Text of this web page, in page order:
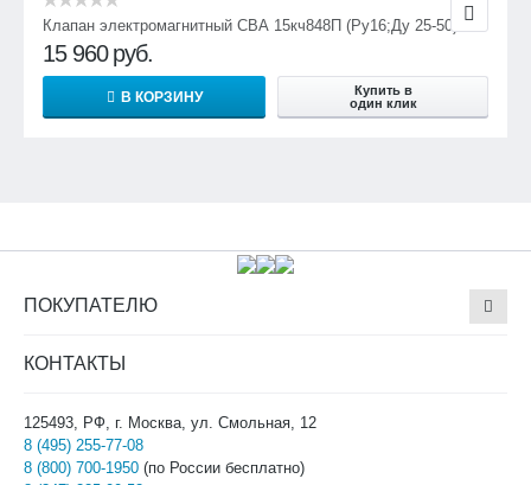
Клапан электромагнитный СВА 15кч848П (Ру16;Ду 25-50)
15 960 руб.
В КОРЗИНУ
Купить в
один клик
ПОКУПАТЕЛЮ
КОНТАКТЫ
125493, РФ, г. Москва, ул. Смольная, 12
8 (495) 255-77-08
8 (800) 700-1950 (по России бесплатно)